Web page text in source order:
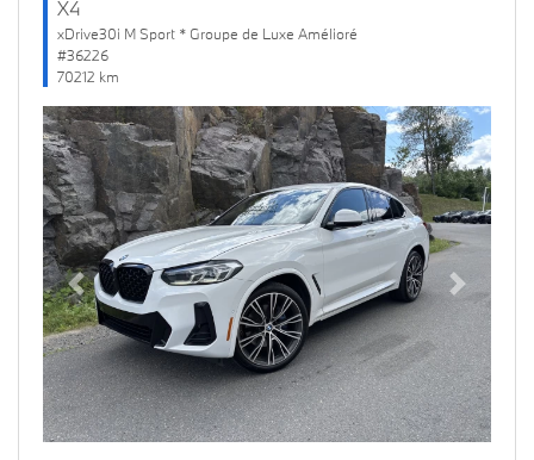
X4
xDrive30i M Sport * Groupe de Luxe Amélioré
#36226
70212 km
Previous Next